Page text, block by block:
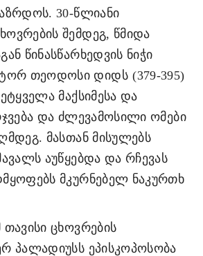
30-წლიანი
შემდეგ, წმიდა
წინასწარხედვის ნიჭი
თეოდოსი დიდს (379-395)
მაქსიმესა და
და ძლევამოსილი ომები
მასთან მისულებს
აუწყებდა და რჩევას
მკურნებელ ნაკურთხ
ცხოვრების
პალადიუსს ეპისკოპოსობა